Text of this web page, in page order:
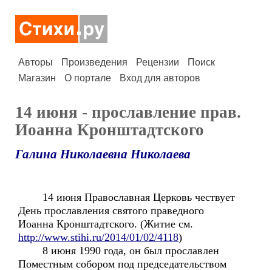
Авторы Произведения Рецензии
Поиск
Магазин
О портале Вход для авторов
14 июня - прославление прав.
Иоанна Кронштадтского
Галина Николаевна Николаева
14 июня Православная Церковь чествует
День прославления святого праведного
Иоанна Кронштадтского. (Житие см.
http://www.stihi.ru/2014/01/02/4118)
8 июня 1990 года, он был прославлен
Поместным собором под председательством